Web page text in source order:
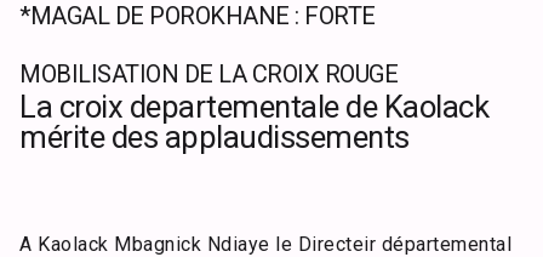
*MAGAL DE POROKHANE : FORTE
MOBILISATION DE LA CROIX ROUGE
La croix departementale de Kaolack
mérite des applaudissements
A Kaolack Mbagnick Ndiaye le Directeir départemental